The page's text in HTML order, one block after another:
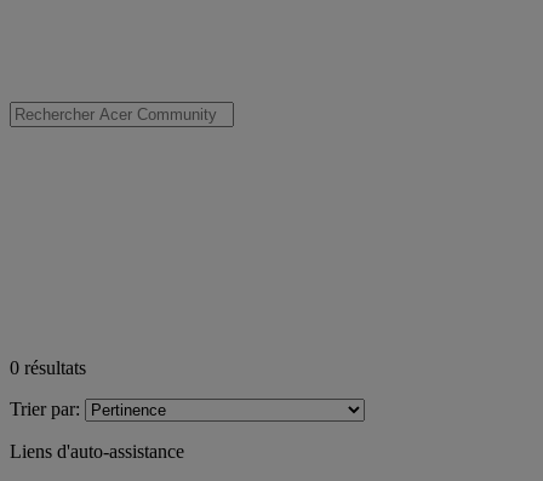
0 résultats
Trier par:
Liens d'auto-assistance